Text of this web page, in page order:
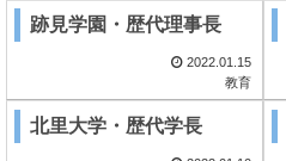
跡見学園・歴代理事長
2022.01.15
教育
北里大学・歴代学長